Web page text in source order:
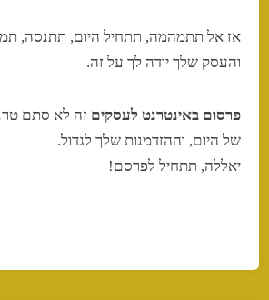
אז אל תתמהמה, תתחיל היום, תתנסה,
והעסק שלך יודה לך על זה.
פרסום באינטרנט לעסקים זה לא סתם
של היום, וההזדמנות שלך לגדול.
יאללה, תתחיל לפרסם!